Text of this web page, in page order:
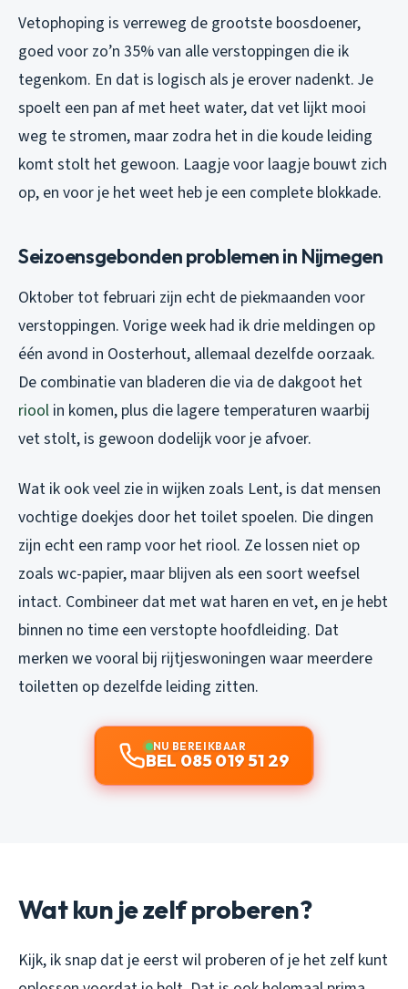
Vetophoping is verreweg de grootste boosdoener,
goed voor zo’n 35% van alle verstoppingen die ik
tegenkom. En dat is logisch als je erover nadenkt. Je
spoelt een pan af met heet water, dat vet lijkt mooi
weg te stromen, maar zodra het in die koude leiding
komt stolt het gewoon. Laagje voor laagje bouwt zich
op, en voor je het weet heb je een complete blokkade.
Seizoensgebonden problemen in Nijmegen
Oktober tot februari zijn echt de piekmaanden voor
verstoppingen. Vorige week had ik drie meldingen op
één avond in Oosterhout, allemaal dezelfde oorzaak.
De combinatie van bladeren die via de dakgoot het
riool in komen, plus die lagere temperaturen waarbij
vet stolt, is gewoon dodelijk voor je afvoer.
Wat ik ook veel zie in wijken zoals Lent, is dat mensen
vochtige doekjes door het toilet spoelen. Die dingen
zijn echt een ramp voor het riool. Ze lossen niet op
zoals wc-papier, maar blijven als een soort weefsel
intact. Combineer dat met wat haren en vet, en je hebt
binnen no time een verstopte hoofdleiding. Dat
merken we vooral bij rijtjeswoningen waar meerdere
toiletten op dezelfde leiding zitten.
NU BEREIKBAAR
BEL 085 019 51 29
Wat kun je zelf proberen?
Kijk, ik snap dat je eerst wil proberen of je het zelf kunt